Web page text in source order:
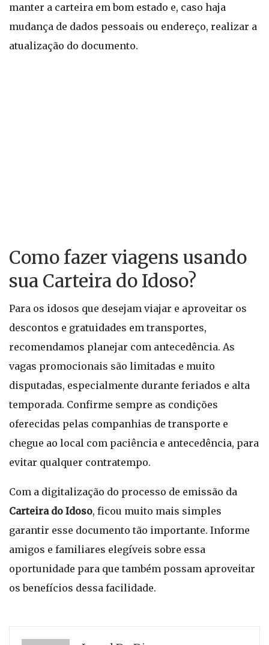
manter a carteira em bom estado e, caso haja
mudança de dados pessoais ou endereço, realizar a
atualização do documento.
Como fazer viagens usando
sua Carteira do Idoso?
Para os idosos que desejam viajar e aproveitar os
descontos e gratuidades em transportes,
recomendamos planejar com antecedência. As
vagas promocionais são limitadas e muito
disputadas, especialmente durante feriados e alta
temporada. Confirme sempre as condições
oferecidas pelas companhias de transporte e
chegue ao local com paciência e antecedência, para
evitar qualquer contratempo.
Com a digitalização do processo de emissão da
Carteira do Idoso, ficou muito mais simples
garantir esse documento tão importante. Informe
amigos e familiares elegíveis sobre essa
oportunidade para que também possam aproveitar
os benefícios dessa facilidade.